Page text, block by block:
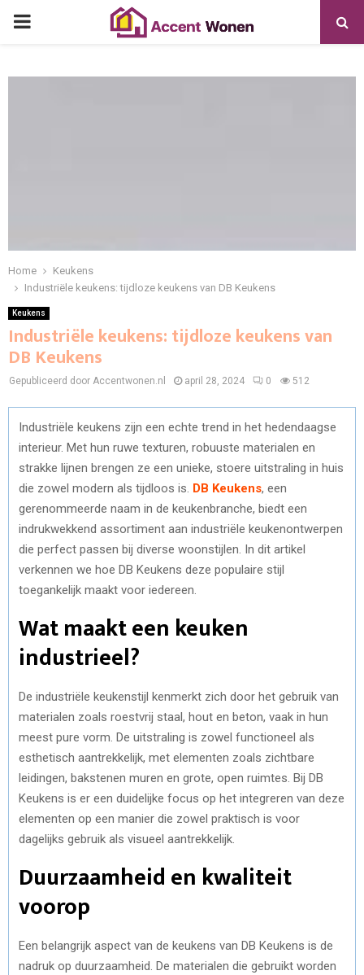
PRIMARY
Home
Keukens
Industriële keukens: tijdloze keukens van DB Keukens
Keukens
Industriële keukens: tijdloze keukens van
DB Keukens
Gepubliceerd door Accentwonen.nl april 28, 2024 0 512
Industriële keukens zijn een echte trend in het hedendaagse
interieur. Met hun ruwe texturen, robuuste materialen en
strakke lijnen brengen ze een unieke, stoere uitstraling in huis
die zowel modern als tijdloos is. DB Keukens, een
gerenommeerde naam in de keukenbranche, biedt een
indrukwekkend assortiment aan industriële keukenontwerpen
die perfect passen bij diverse woonstijlen. In dit artikel
verkennen we hoe DB Keukens deze populaire stijl
toegankelijk maakt voor iedereen.
Wat maakt een keuken
industrieel?
De industriële keukenstijl kenmerkt zich door het gebruik van
materialen zoals roestvrij staal, hout en beton, vaak in hun
meest pure vorm. De uitstraling is zowel functioneel als
esthetisch aantrekkelijk, met elementen zoals zichtbare
leidingen, bakstenen muren en grote, open ruimtes. Bij DB
Keukens is er een duidelijke focus op het integreren van deze
elementen op een manier die zowel praktisch is voor
dagelijks gebruik als visueel aantrekkelijk.
Duurzaamheid en kwaliteit
voorop
Een belangrijk aspect van de keukens van DB Keukens is de
nadruk op duurzaamheid. De materialen die gebruikt worden